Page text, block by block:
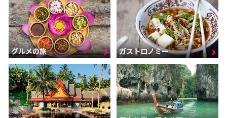
グルメの旅 ガストロノミー